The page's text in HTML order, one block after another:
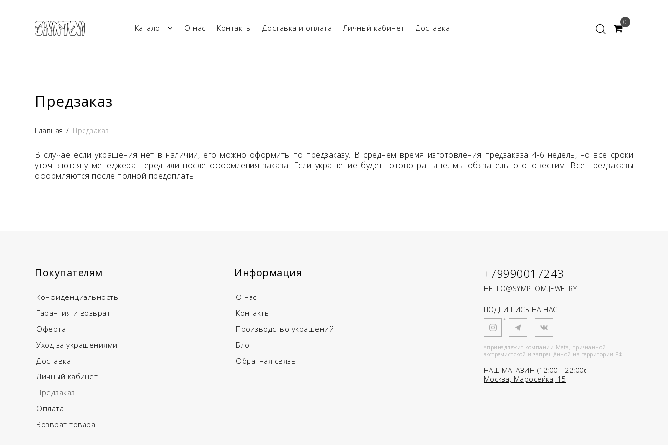
Каталог О нас Контакты Доставка и оплата Личный кабинет Доставка
0
Предзаказ
Главная / Предзаказ
В случае если украшения нет в наличии, его можно оформить по предзаказу. В среднем время изготовления предзаказа 4-6 недель, но все сроки
уточняются у менеджера перед или после оформления заказа. Если украшение будет готово раньше, мы обязательно оповестим. Все предзаказы
оформляются после полной предоплаты.
Покупателям
Конфиденциальность
Гарантия и возврат
Оферта
Уход за украшениями
Доставка
Личный кабинет
Предзаказ
Оплата
Возврат товара
Информация
О нас
Контакты
Производство украшений
Блог
Обратная связь
+79990017243
HELLO@SYMPTOM.JEWELRY
ПОДПИШИСЬ НА НАС
*
*принадлежит компании Meta, признанной
экстремистской и запрещённой на территории РФ
НАШ МАГАЗИН (12:00 - 22:00):
Москва, Маросейка, 15